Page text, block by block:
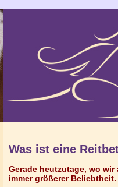
Was ist eine
Gerade heutzutage, wo
immer größerer Beliebtheit.